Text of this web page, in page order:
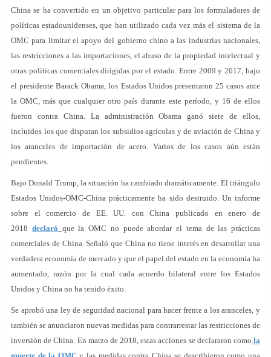
China se ha convertido en un objetivo particular para los formuladores de
políticas estadounidenses, que han utilizado cada vez más el sistema de la
OMC para limitar el apoyo del gobierno chino a las industrias nacionales,
las restricciones a las importaciones, el abuso de la propiedad intelectual y
otras políticas comerciales dirigidas por el estado. Entre 2009 y 2017, bajo
el presidente Barack Obama, los Estados Unidos presentaron 25 casos ante
la OMC, más que cualquier otro país durante este período, y 16 de ellos
fueron contra China. La administración Obama ganó siete de ellos,
incluidos los que disputan los subsidios agrícolas y de aviación de China y
los aranceles de importación de acero. Varios de los casos aún están
pendientes.
Bajo Donald Trump, la situación ha cambiado dramáticamente. El triángulo
Estados Unidos-OMC-China prácticamente ha sido destruido. Un informe
sobre el comercio de EE. UU. con China publicado en enero de
2018 declaró que la OMC no puede abordar el tema de las prácticas
comerciales de China. Señaló que China no tiene interés en desarrollar una
verdadera economía de mercado y que el papel del estado en la economía ha
aumentado, razón por la cual cada acuerdo bilateral entre los Estados
Unidos y China no ha tenido éxito.
Se aprobó una ley de seguridad nacional para hacer frente a los aranceles, y
también se anunciaron nuevas medidas para contrarrestar las restricciones de
inversión de China. En marzo de 2018, estas acciones se declararon como la